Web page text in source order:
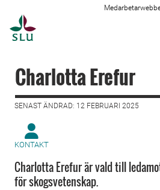
Charlotta Erefur
SENAST ÄNDRAD: 12 FEBRUARI 2025
KONTAKT
Charlotta Erefur är vald till
för skogsvetenskap.